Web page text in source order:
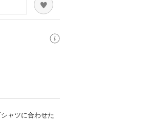
ャツに合わせた